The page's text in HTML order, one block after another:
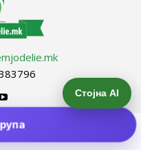
Стојна AI